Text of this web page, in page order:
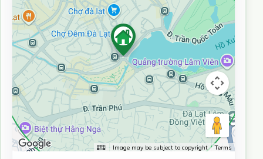
Image may be subject to copyright Terms